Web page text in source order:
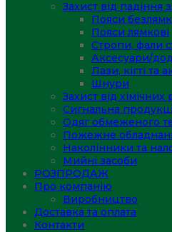
Захист від падіння
Пояси
Пояси лямкові
Стропи, фали
Аксесуари/
Лази, кігті та
Шнури
Захист від
Сигнальна
Одяг обмеженого
Пожежне
Наколінники та
Мийні засоби
РОЗПРОДАЖ
Про компанію
Виробництво
Доставка та оплата
Контакти